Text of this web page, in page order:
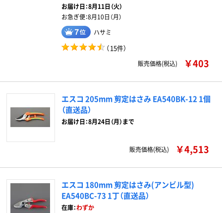
お届け日：8月11日（火）
お急ぎ便：8月10日（月）
ハサミ
（15件）
販売価格(税込) ￥403
エスコ 205mm 剪定はさみ EA540BK-12 1個
（直送品）
お届け日：8月24日（月）まで
販売価格(税込) ￥4,513
エスコ 180mm 剪定はさみ(アンビル型)
EA540BC-73 1丁（直送品）
在庫：わずか